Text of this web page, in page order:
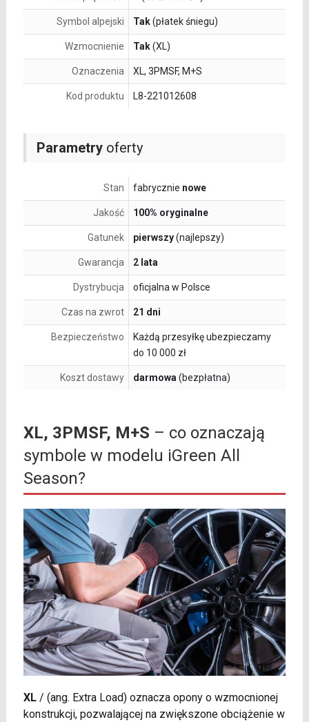
Parametryoferty
Stan fabrycznie nowe
Jakość 100% oryginalne
Gatunek pierwszy(najlepszy)
Gwarancja 2 lata
Dystrybucja oficjalna w Polsce
Czas na zwrot 21 dni
Bezpieczeństwo
Każdą przesyłkę ubezpieczamy
do 10 000 zł
Koszt dostawy darmowa (bezpłatna)
Symbol alpejski Tak(płatek śniegu)
Wzmocnienie Tak(XL)
Oznaczenia XL, 3PMSF, M+S
Kod produktu L8-221012608
XL, 3PMSF, M+S – co oznaczają
symbole w modelu iGreen All
Season?
XL/ (ang. Extra Load) oznacza opony o wzmocnionej
konstrukcji, pozwalającej na zwiększone obciążenie w